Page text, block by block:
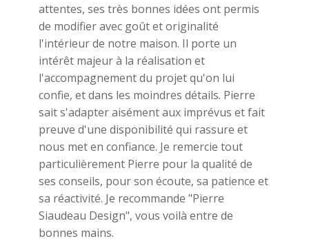
attentes, ses très bonnes idées ont permis
de modifier avec goût et originalité
l'intérieur de notre maison. Il porte un
intérêt majeur à la réalisation et
l'accompagnement du projet qu'on lui
confie, et dans les moindres détails. Pierre
sait s'adapter aisément aux imprévus et fait
preuve d'une disponibilité qui rassure et
nous met en confiance. Je remercie tout
particulièrement Pierre pour la qualité de
ses conseils, pour son écoute, sa patience et
sa réactivité. Je recommande "Pierre
Siaudeau Design", vous voilà entre de
bonnes mains.